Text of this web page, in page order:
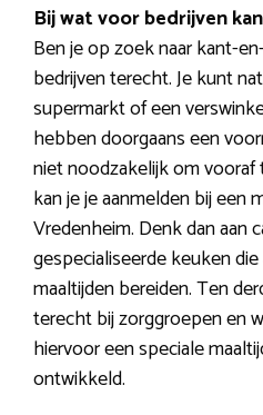
Bij wat voor bedrijven
Ben je op zoek naar kant-
bedrijven terecht. Je kunt
supermarkt of een
hebben doorgaans een
niet noodzakelijk om
kan je je aanmelden bij een
Vredenheim. Denk dan aan
gespecialiseerde keuken
maaltijden bereiden. Ten
terecht bij zorggroepen en
hiervoor een speciale
ontwikkeld.